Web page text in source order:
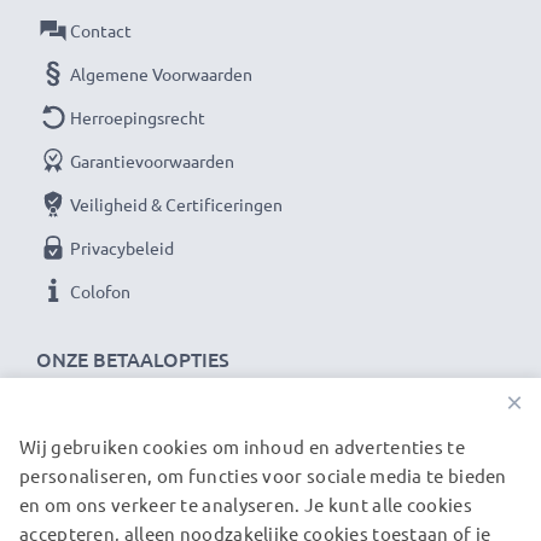
waarom het draait bij hoogwaardige producten.
Daarom bieden wij 36 maanden garantie!
ONZE BETAALOPTIES
Contact
Algemene Voorwaarden
Herroepingsrecht
Garantievoorwaarden
Veiligheid & Certificeringen
Privacybeleid
Colofon
ONZE VERZENDPARTNERS
×
Wij gebruiken cookies om inhoud en advertenties te
personaliseren, om functies voor sociale media te bieden
en om ons verkeer te analyseren. Je kunt alle cookies
accepteren, alleen noodzakelijke cookies toestaan of je